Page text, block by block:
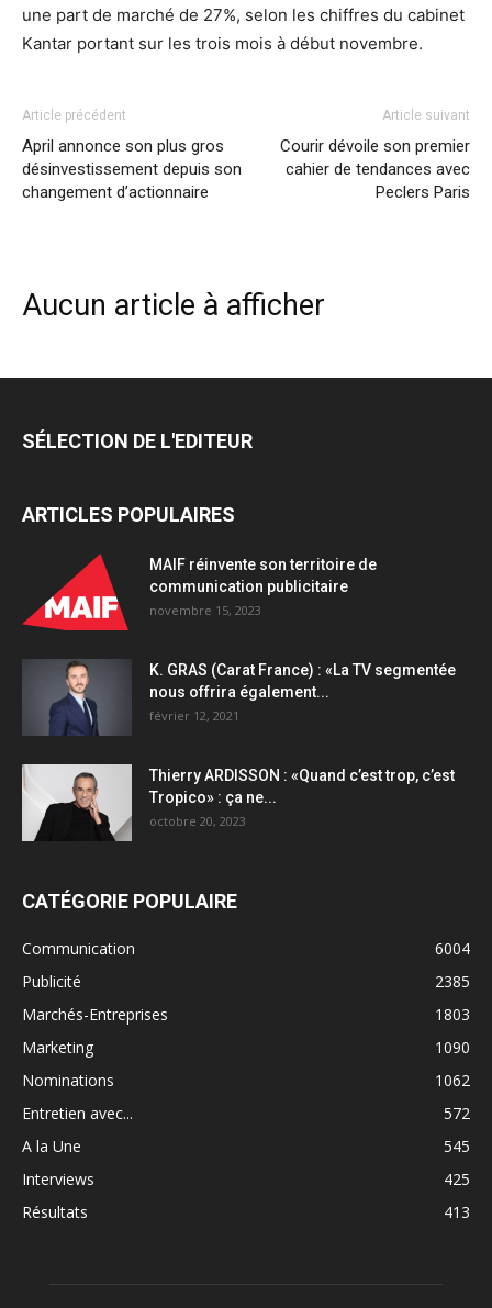
une part de marché de 27%, selon les chiffres du cabinet
Kantar portant sur les trois mois à début novembre.
Article précédent
April annonce son plus gros
désinvestissement depuis son
changement d’actionnaire
Article suivant
Courir dévoile son premier
cahier de tendances avec
Peclers Paris
Aucun article à afficher
SÉLECTION DE L'EDITEUR
ARTICLES POPULAIRES
MAIF réinvente son territoire de
communication publicitaire
novembre 15, 2023
K. GRAS (Carat France) : «La TV segmentée
nous offrira également...
février 12, 2021
Thierry ARDISSON : «Quand c’est trop, c’est
Tropico» : ça ne...
octobre 20, 2023
CATÉGORIE POPULAIRE
Communication
6004
Publicité
2385
Marchés-Entreprises
1803
Marketing
1090
Nominations
1062
Entretien avec...
572
A la Une
545
Interviews
425
Résultats
413